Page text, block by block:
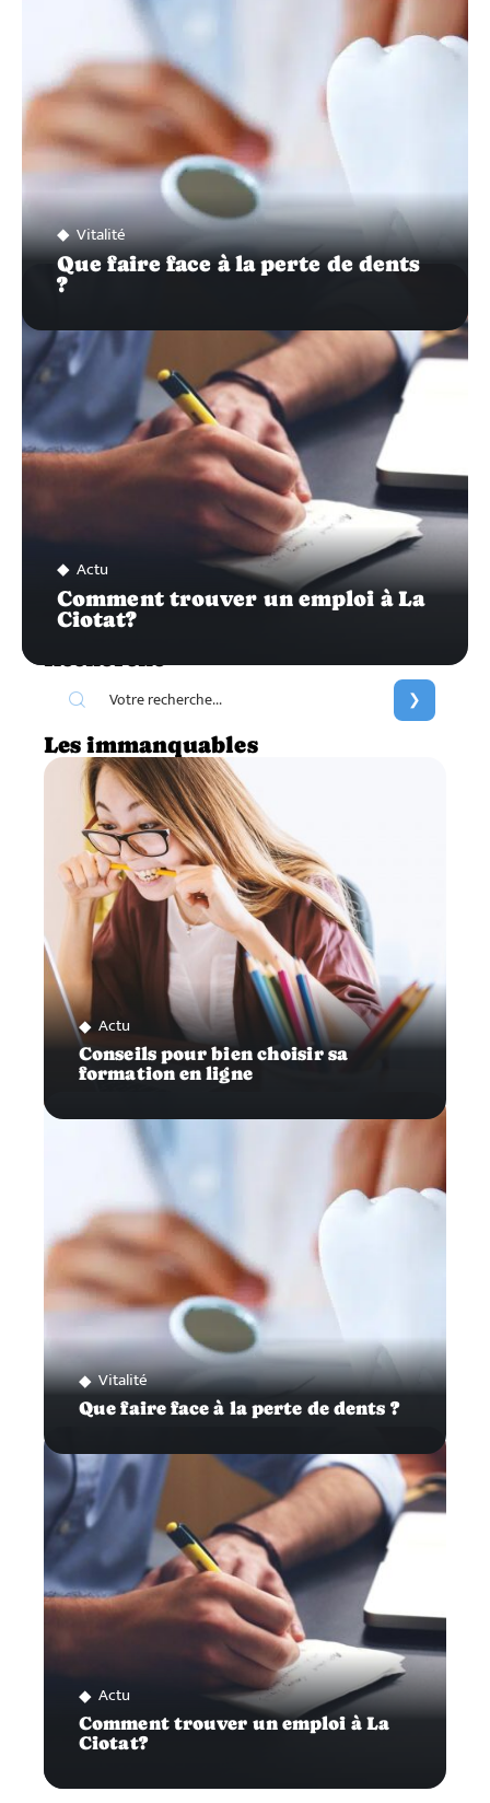
Vitalité
Que faire face à la perte de dents
?
Actu
Comment trouver un emploi à La
Ciotat?
Recherche
Les immanquables
Actu
Conseils pour bien choisir sa
formation en ligne
Vitalité
Que faire face à la perte de dents ?
Actu
Comment trouver un emploi à La
Ciotat?